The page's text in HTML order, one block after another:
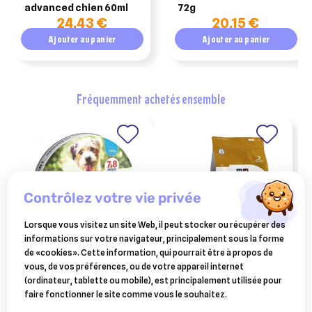
advanced chien 60ml
24,43 €
Ajouter au panier
72g
20,15 €
Ajouter au panier
fréquemment achetés ensemble
ELANCO ANIMAL
seresto collier anti
parasitaire petit chien
31,09 €
SPECIFIC
specific ccd struvite
management chien 12kg
99,35 €
contrôlez votre vie privée
Lorsque vous visitez un site Web, il peut stocker ou récupérer des
informations sur votre navigateur, principalement sous la forme
de «cookies». Cette information, qui pourrait être à propos de
vous, de vos préférences, ou de votre appareil internet
(ordinateur, tablette ou mobile), est principalement utilisée pour
faire fonctionner le site comme vous le souhaitez.